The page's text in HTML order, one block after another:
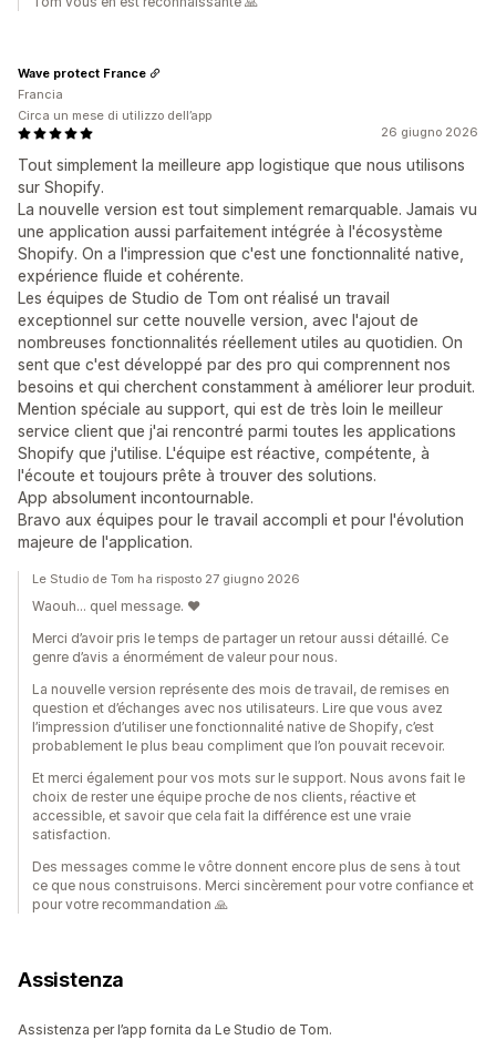
26 giugno 2026
Tout simplement la meilleure app logistique que nous utilisons
sur Shopify.
La nouvelle version est tout simplement remarquable. Jamais vu
une application aussi parfaitement intégrée à l'écosystème
Shopify. On a l'impression que c'est une fonctionnalité native,
expérience fluide et cohérente.
Les équipes de Studio de Tom ont réalisé un travail
exceptionnel sur cette nouvelle version, avec l'ajout de
nombreuses fonctionnalités réellement utiles au quotidien. On
sent que c'est développé par des pro qui comprennent nos
besoins et qui cherchent constamment à améliorer leur produit.
Mention spéciale au support, qui est de très loin le meilleur
service client que j'ai rencontré parmi toutes les applications
Shopify que j'utilise. L'équipe est réactive, compétente, à
l'écoute et toujours prête à trouver des solutions.
App absolument incontournable.
Bravo aux équipes pour le travail accompli et pour l'évolution
majeure de l'application.
Wave protect France
Francia
Circa un mese di utilizzo dell’app
Le Studio de Tom ha risposto 27 giugno 2026
Waouh… quel message. ❤️
Merci d’avoir pris le temps de partager un retour aussi détaillé. Ce
genre d’avis a énormément de valeur pour nous.
La nouvelle version représente des mois de travail, de remises en
question et d’échanges avec nos utilisateurs. Lire que vous avez
l’impression d’utiliser une fonctionnalité native de Shopify, c’est
probablement le plus beau compliment que l’on pouvait recevoir.
Et merci également pour vos mots sur le support. Nous avons fait le
choix de rester une équipe proche de nos clients, réactive et
accessible, et savoir que cela fait la différence est une vraie
satisfaction.
Des messages comme le vôtre donnent encore plus de sens à tout
ce que nous construisons. Merci sincèrement pour votre confiance et
pour votre recommandation 🙏
Assistenza
Assistenza per l’app fornita da Le Studio de Tom.